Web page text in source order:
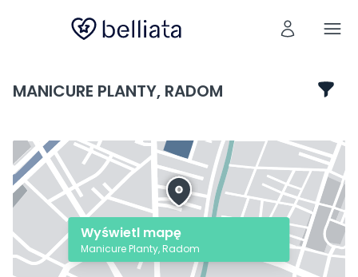
MANICURE PLANTY, RADOM
Wyświetl mapę
Manicure Planty, Radom